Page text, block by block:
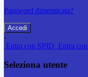
Password dimenticata?
-
Entra con SPID Entra
Seleziona utente